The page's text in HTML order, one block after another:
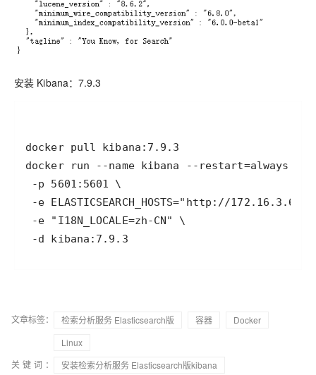
安装 Kibana：7.9.3
-d kibana:7.9.3
文章标签： 检索分析服务 Elasticsearch版 容器
Docker
Linux
关键词：
安装检索分析服务 Elasticsearch版kibana